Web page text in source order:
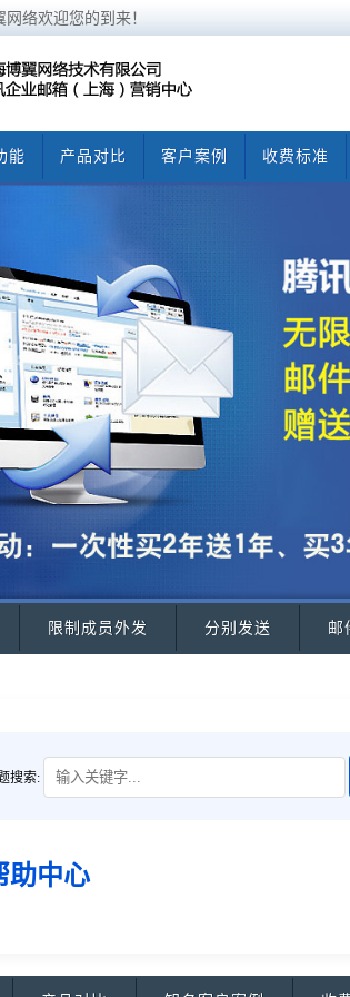
络欢迎您的到来！
能 产品对比 客户案例 收费标准
限制成员外发 分别发送 邮
搜索:
助中心